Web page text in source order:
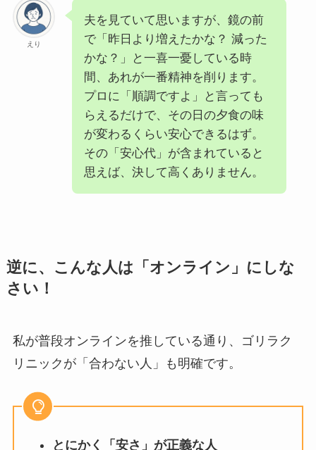
えり
夫を見ていて思いますが、鏡の前
で「昨日より増えたかな？ 減った
かな？」と一喜一憂している時
間、あれが一番精神を削ります。
プロに「順調ですよ」と言っても
らえるだけで、その日の夕食の味
が変わるくらい安心できるはず。
その「安心代」が含まれていると
思えば、決して高くありません。
逆に、こんな人は「オンライン」にしな
さい！
私が普段オンラインを推している通り、ゴリラク
リニックが「合わない人」も明確です。
とにかく「安さ」が正義な人